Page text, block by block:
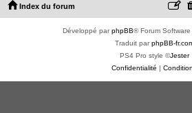
Index du forum
Développé parphpBB® Forum
Traduit parphpBB-
PS4 Pro style ©Jester
Confidentialité |